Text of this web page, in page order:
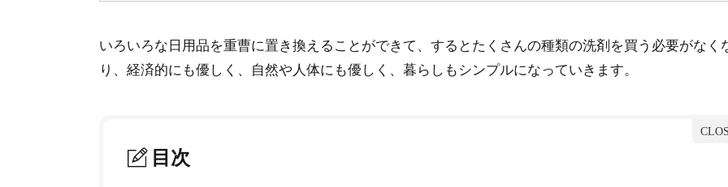
いろいろな日用品を重曹に置き換えることができて、するとたくさんの種類の洗剤を買う必要がなく
り、経済的にも優しく、自然や人体にも優しく、暮らしもシンプルになっていきます。
目次